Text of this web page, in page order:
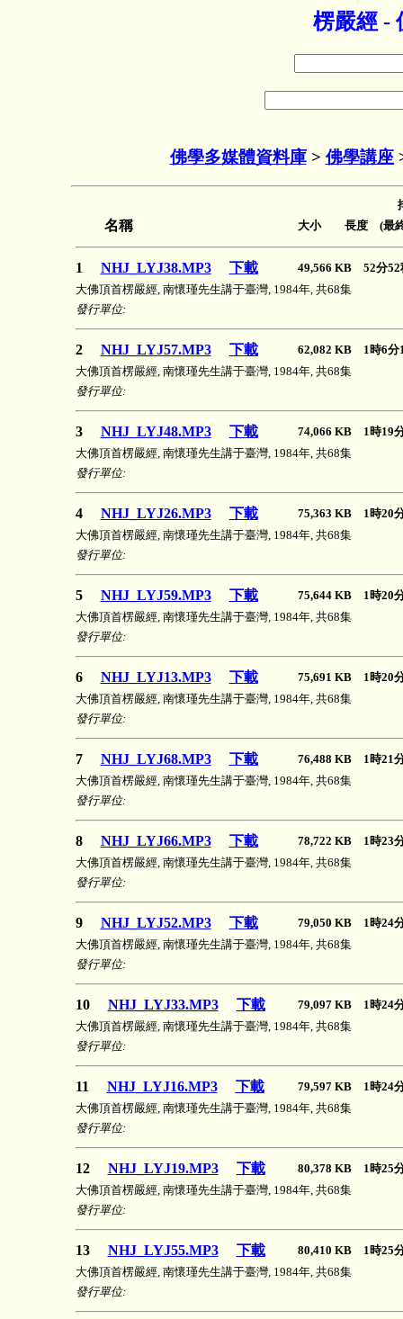
楞嚴經 -
佛學多媒體資料庫> 佛學講座
名稱 大小 長度 (最終
1 NHJ_LYJ38.MP3 下載
49,566 KB 52分
大佛頂首楞嚴經, 南懷瑾先生講于臺灣, 1984年, 共68集
發行單位:
2 NHJ_LYJ57.MP3 下載
62,082 KB 1時6
大佛頂首楞嚴經, 南懷瑾先生講于臺灣, 1984年, 共68集
發行單位:
3 NHJ_LYJ48.MP3 下載
74,066 KB 1時
大佛頂首楞嚴經, 南懷瑾先生講于臺灣, 1984年, 共68集
發行單位:
4 NHJ_LYJ26.MP3 下載
75,363 KB 1時20
大佛頂首楞嚴經, 南懷瑾先生講于臺灣, 1984年, 共68集
發行單位:
5 NHJ_LYJ59.MP3 下載
75,644 KB 1時20
大佛頂首楞嚴經, 南懷瑾先生講于臺灣, 1984年, 共68集
發行單位:
6 NHJ_LYJ13.MP3 下載
75,691 KB 1時20
大佛頂首楞嚴經, 南懷瑾先生講于臺灣, 1984年, 共68集
發行單位:
7 NHJ_LYJ68.MP3 下載
76,488 KB 1時21
大佛頂首楞嚴經, 南懷瑾先生講于臺灣, 1984年, 共68集
發行單位:
8 NHJ_LYJ66.MP3 下載
78,722 KB 1時23
大佛頂首楞嚴經, 南懷瑾先生講于臺灣, 1984年, 共68集
發行單位:
9 NHJ_LYJ52.MP3 下載
79,050 KB 1時24
大佛頂首楞嚴經, 南懷瑾先生講于臺灣, 1984年, 共68集
發行單位:
10 NHJ_LYJ33.MP3 下載
79,097 KB 1時24
大佛頂首楞嚴經, 南懷瑾先生講于臺灣, 1984年, 共68集
發行單位:
11 NHJ_LYJ16.MP3 下載
79,597 KB 1時24
大佛頂首楞嚴經, 南懷瑾先生講于臺灣, 1984年, 共68集
發行單位:
12 NHJ_LYJ19.MP3 下載
80,378 KB 1時25
大佛頂首楞嚴經, 南懷瑾先生講于臺灣, 1984年, 共68集
發行單位:
13 NHJ_LYJ55.MP3 下載
80,410 KB 1時25
大佛頂首楞嚴經, 南懷瑾先生講于臺灣, 1984年, 共68集
發行單位: